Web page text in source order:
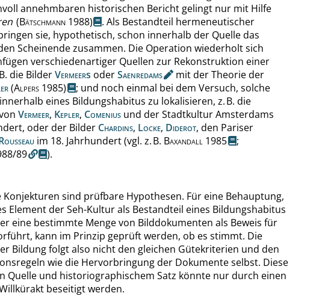
annehmbaren historischen Bericht gelingt nur mit Hilfe
(Bätschmann1988)
. Als Bestandteil hermeneutischer
sie, hypothetisch, schon innerhalb der Quelle das
Scheinende zusammen. Die Operation wiederholt sich
verschiedenartiger Quellen zur Rekonstruktion einer
die BilderVermeers oderSaenredams
mit der Theorie der
(Alpers 1985)
; und noch einmal bei dem Versuch, solche
eines Bildungshabitus zu lokalisieren, z. B. die
Vermeer, Kepler, Comenius und der Stadtkultur Amsterdams
oder der Bilder Chardins, Locke, Diderot, den Pariser
im 18. Jahrhundert (vgl. z. B. Baxandall 1985
;
89 ).
Konjekturen sind prüfbare Hypothesen. Für eine Behauptung,
Element der Seh-Kultur als Bestandteil eines Bildungshabitus
eine bestimmte Menge von Bilddokumenten als Beweis für
kann im Prinzip geprüft werden, ob es stimmt. Die
Bildung folgt also nicht den gleichen Gütekriterien und den
wie die Hervorbringung der Dokumente selbst. Diese
Quelle und historiographischem Satz könnte nur durch einen
beseitigt werden.